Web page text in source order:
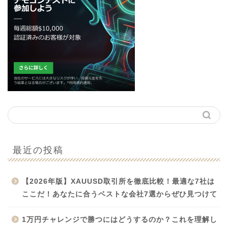
最近の投稿
【2026年版】XAUUSD取引所を徹底比較！最適な7社は
ここだ！あなたに合うベストな会社7選からぜひ見つけて
1万円チャレンジで勝つにはどうするのか？これを理解し